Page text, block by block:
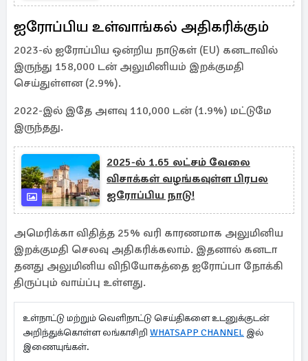
ஐரோப்பிய உள்வாங்கல் அதிகரிக்கும்
2023-ல் ஐரோப்பிய ஒன்றிய நாடுகள் (EU) கனடாவில்
இருந்து 158,000 டன் அலுமினியம் இறக்குமதி
செய்துள்ளன (2.9%).
2022-இல் இதே அளவு 110,000 டன் (1.9%) மட்டுமே
இருந்தது.
2025-ல் 1.65 லட்சம் வேலை
விசாக்கள் வழங்கவுள்ள பிரபல
ஐரோப்பிய நாடு!
அமெரிக்கா விதித்த 25% வரி காரணமாக அலுமினிய
இறக்குமதி செலவு அதிகரிக்கலாம். இதனால் கனடா
தனது அலுமினிய விநியோகத்தை ஐரோப்பா நோக்கி
திருப்பும் வாய்ப்பு உள்ளது.
உள்நாட்டு மற்றும் வெளிநாட்டு செய்திகளை உடனுக்குடன்
அறிந்துக்கொள்ள லங்காசிறி WHATSAPP CHANNEL இல்
இணையுங்கள்.